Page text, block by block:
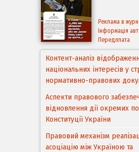
Реклама в
Інформація
Передплата
Контент-аналіз
національних інтересів у
нормативно-правових
Аспекти правового
відновлення дії окремих
Конституції України
Правовий механізм
асоціацію між Україною та